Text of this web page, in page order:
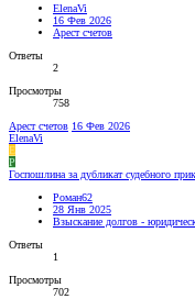
ElenaVi
16 Фев 2026
Арест счетов
Ответы
2
Просмотры
758
Арест счетов 16 Фев 2026
ElenaVi
E
Р
Госпошлина за дубликат судебного
Роман62
28 Янв 2025
Взыскание долгов -
Ответы
1
Просмотры
702